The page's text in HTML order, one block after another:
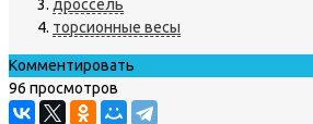
дроссель
торсионные весы
Комментировать
96 просмотров